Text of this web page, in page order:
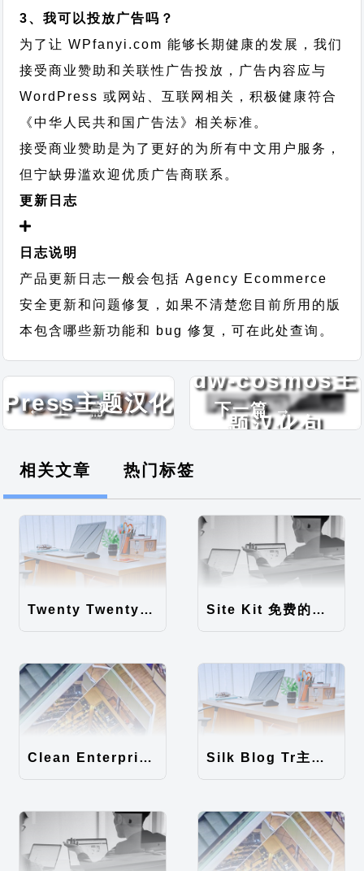
3、我可以投放广告吗？
为了让 WPfanyi.com 能够长期健康的发展，我们
接受商业赞助和关联性广告投放，广告内容应与
WordPress 或网站、互联网相关，积极健康符合
《中华人民共和国广告法》相关标准。
接受商业赞助是为了更好的为所有中文用户服务，
但宁缺毋滥欢迎优质广告商联系。
更新日志
日志说明
产品更新日志一般会包括 Agency Ecommerce
安全更新和问题修复，如果不清楚您目前所用的版
本包含哪些新功能和 bug 修复，可在此处查询。
← 上一篇
Portfolio
Press主题汉化
下一篇 →
dw-cosmos主
题汉化包
相关文章 热门标签
Twenty Twenty-Five 免费的WordPress内容主题 Site Kit 免费的WordPress数据统计插件
Clean Enterprise主题汉化包 Silk Blog Tr主题汉化包